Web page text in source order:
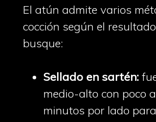
El atún admite varios
cocción según el
busque:
Sellado en sartén:
medio-alto con poco
minutos por lado para